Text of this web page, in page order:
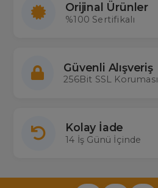
Orijinal Ürünler
%100 Sertifikalı
Güvenli Alışveriş
256Bit SSL Koruması
Kolay İade
14 İş Günü İçinde